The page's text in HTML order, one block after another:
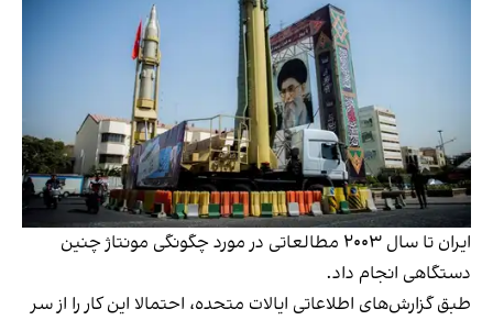
ایران تا سال ۲۰۰۳ مطالعاتی در مورد چگونگی مونتاژ چنین
دستگاهی انجام داد.
طبق گزارش‌های اطلاعاتی ایالات متحده، احتمالا این کار را از سر